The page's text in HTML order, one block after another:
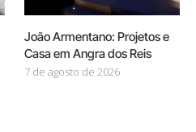
João Armentano: Projetos e
Casa em Angra dos Reis
7 de agosto de 2026